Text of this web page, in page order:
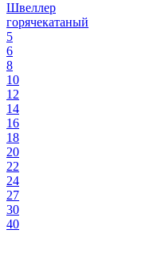
Швеллер
горячекатаный
5
6
8
10
12
14
16
18
20
22
24
27
30
40